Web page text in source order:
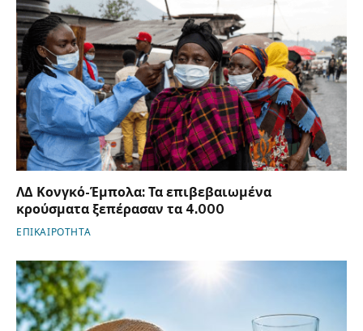
ΛΔ Κονγκό-Έμπολα: Τα επιβεβαιωμένα
κρούσματα ξεπέρασαν τα 4.000
ΕΠΙΚΑΙΡΟΤΗΤΑ